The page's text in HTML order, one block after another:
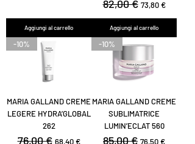
Aggiungi al carrello
82,00 € 73,80 €
Aggiungi al carrello
-10%
MARIA GALLAND CREME
LEGERE HYDRA’GLOBAL
262
Prezzo regolare
76,00 € Prezzo scontato
68,40 €
-10%
MARIA GALLAND CREME
SUBLIMATRICE
LUMIN’ECLAT 560
Prezzo regolare
85,00 € Prezzo scontato
76,50 €